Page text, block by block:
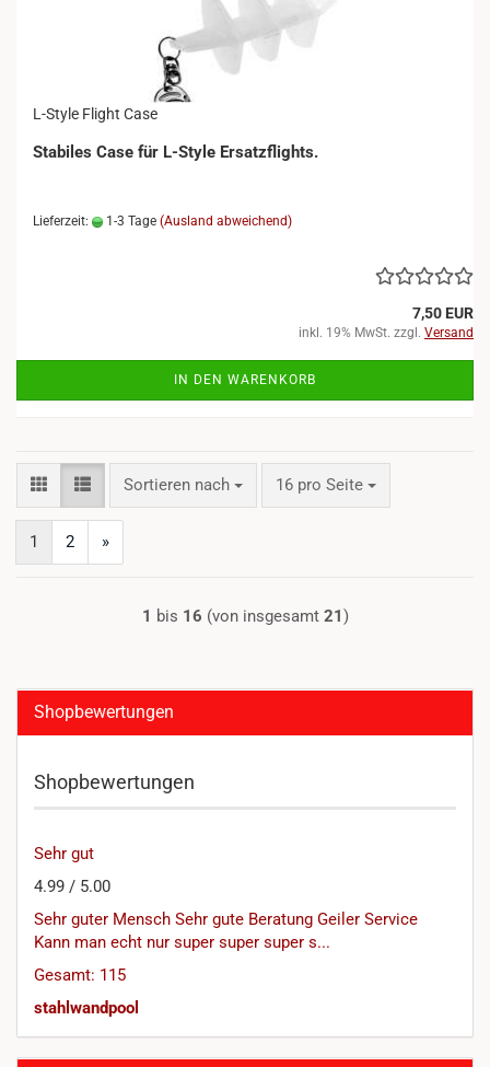
L-Style Flight Case
​Stabiles Case für L-Style Ersatzflights.
Lieferzeit: 1-3 Tage (Ausland abweichend)
7,50 EUR
inkl. 19% MwSt. zzgl. Versand
IN DEN WARENKORB
Sortieren nach
Sortieren nach 16 pro Seite
pro Seite
1 2 »
1 bis 16 (von insgesamt 21)
Shopbewertungen
Shopbewertungen
Sehr gut
4.99 / 5.00
Sehr guter Mensch Sehr gute Beratung Geiler Service
Kann man echt nur super super super s...
Gesamt: 115
stahlwandpool